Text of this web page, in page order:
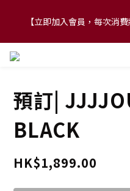
【FLASH SALE 兩
【立即加入會員，每次消
【FLASH SALE 兩
預訂|
BLACK
HK$1,899.00